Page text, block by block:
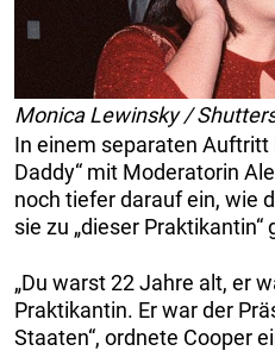
Monica Lewinsky /
In einem separaten Auftritt
Daddy“ mit Moderatorin
noch tiefer darauf ein, wie
sie zu „dieser Praktikantin“
„Du warst 22 Jahre alt, er
Praktikantin. Er war der
Staaten“, ordnete Cooper